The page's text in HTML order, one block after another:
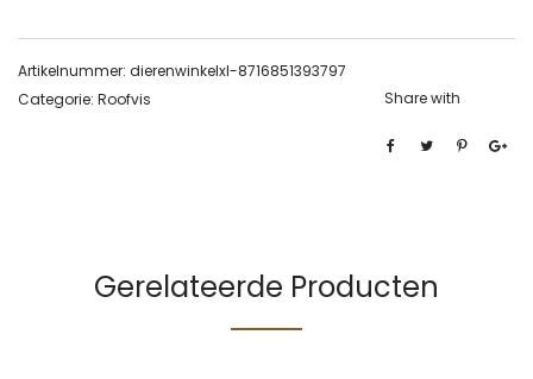
Artikelnummer: dierenwinkelxl-8716851393797
Categorie: Roofvis Share with
Gerelateerde Producten